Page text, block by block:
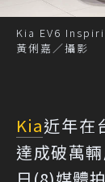
Kia EV6
黃俐嘉／攝影
Kia近年在
達成破萬